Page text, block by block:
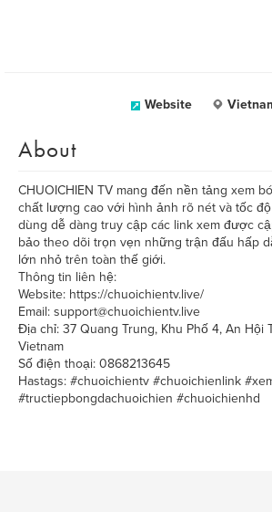
Website
About
CHUOICHIEN TV mang đến nền tảng xem
chất lượng cao với hình ảnh rõ nét và tốc
dùng dễ dàng truy cập các link xem được
bảo theo dõi trọn vẹn những trận đấu hấp
lớn nhỏ trên toàn thế giới.
Thông tin liên hệ:
Website: https://chuoichientv.live/
Email: support@chuoichientv.live
Địa chỉ: 37 Quang Trung, Khu Phố 4, An Hội
Vietnam
Số điện thoại: 0868213645
Hastags: #chuoichientv #chuoichienlink
#tructiepbongdachuoichien #chuoichienhd